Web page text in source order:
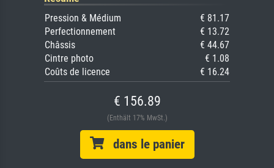
Pression & Médium
€ 81.17
Perfectionnement
€ 13.72
Châssis
€ 44.67
Cintre photo
€ 1.08
Coûts de licence
€ 16.24
€ 156.89
(Enthält 17% MwSt.)
dans le panier